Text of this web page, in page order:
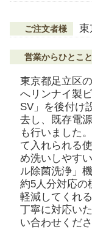
ご注文者様 東
営業からひとこと
東京都足立区
へリンナイ製
SV」を後付け
去し、既存電
も行いました
て入れられる
め洗いしやす
ル除菌洗浄」
約5人分対応の
軽減してくれ
丁寧に対応い
い合わせくださ